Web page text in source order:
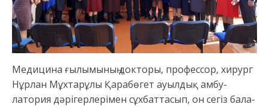
Медицина ғылымының докторы, профессор, хи­рург
Нұрлан Мұхтарұлы Қарабөгет ауылдық амбу­
латория дәрігерлерімен сұхбаттасып, он сегіз бала­